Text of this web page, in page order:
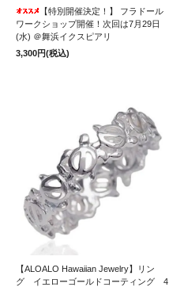
【特別開催決定！】 フラドール
ワークショップ開催！次回は7月29日
(水) ＠舞浜イクスピアリ
3,300円(税込)
【ALOALO Hawaiian Jewelry】リン
グ イエローゴールドコーティング 4